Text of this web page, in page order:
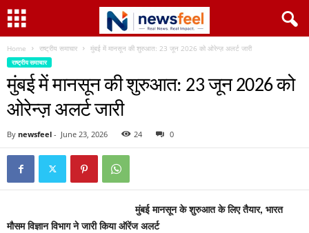
Home राष्ट्रीय समाचार मुंबई में मानसून की शुरुआत: 23 जून 2026 को ओरेन्ज़ अलर्ट जारी
राष्ट्रीय समाचार
मुंबई में मानसून की शुरुआत: 23 जून 2026 को
ओरेन्ज़ अलर्ट जारी
By newsfeel - June 23, 2026 24 0
मुंबई मानसून के शुरुआत के लिए तैयार, भारत
मौसम विज्ञान विभाग ने जारी किया ऑरेंज अलर्ट